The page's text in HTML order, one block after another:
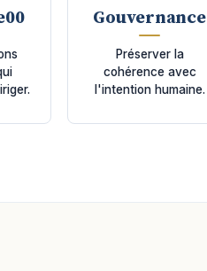
Gouvernance
Préserver la
cohérence avec
l'intention humaine.